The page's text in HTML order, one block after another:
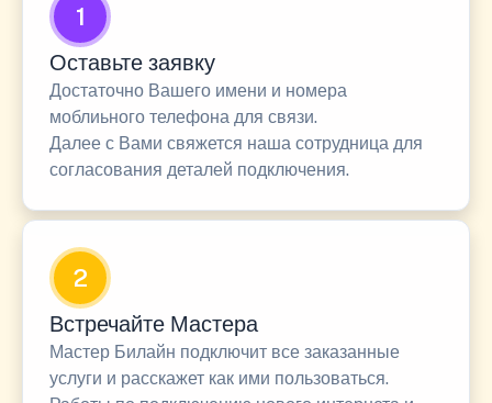
1
Оставьте заявку
Достаточно Вашего имени и номера
моблиьного телефона для связи.
Далее с Вами свяжется наша сотрудница для
согласования деталей подключения.
2
Встречайте Мастера
Мастер Билайн подключит все заказанные
услуги и расскажет как ими пользоваться.